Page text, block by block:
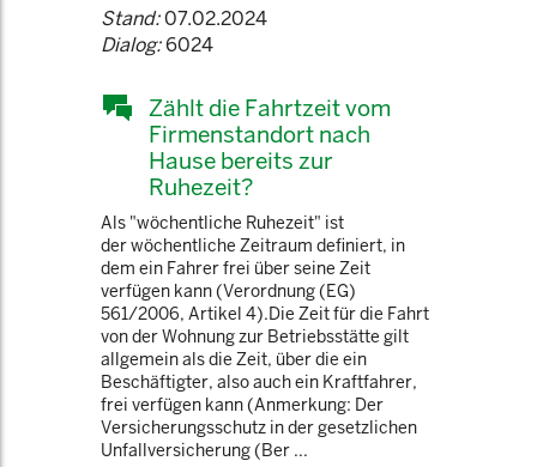
Stand:07.02.2024
Dialog:6024
Zählt die Fahrtzeit vom
Firmenstandort nach
Hause bereits zur
Ruhezeit?
Als "wöchentliche Ruhezeit" ist
der wöchentliche Zeitraum definiert, in
dem ein Fahrer frei über seine Zeit
verfügen kann (Verordnung (EG)
561/2006, Artikel 4).Die Zeit für die Fahrt
von der Wohnung zur Betriebsstätte gilt
allgemein als die Zeit, über die ein
Beschäftigter, also auch ein Kraftfahrer,
frei verfügen kann (Anmerkung: Der
Versicherungsschutz in der gesetzlichen
Unfallversicherung (Ber ...